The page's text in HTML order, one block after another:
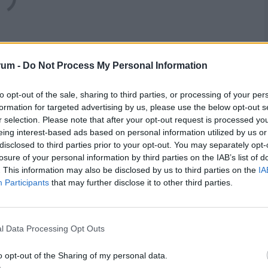
- Do Not Process My Personal Information
opt-out of the sale, sharing to third parties, or processing of your
for targeted advertising by us, please use the below opt-out
selection. Please note that after your opt-out request is processed
interest-based ads based on personal information utilized by us
to third parties prior to your opt-out. You may separately
of your personal information by third parties on the IAB’s list of
This information may also be disclosed by us to third parties on the
Participants that may further disclose it to other third parties.
Data Processing Opt Outs
opt-out of the Sharing of my personal data.
több mint 53 ezer forinttal tudták növelni
ez mindössze 6 ezer forinttal sikerült. Igaz,
jövedelme nőtt a legjobban, egészen
27 ezer forintot jelentett.
inflációt mértünk 2021-hez képest. Ez
ötödbe tartozóknak már 2022-ben minőségileg
a többi jövedelmi ötödbe tartozónak is csupán
az átlagos éves inflációt.
érdemes megvizsgálni azt is, hogy az emberek